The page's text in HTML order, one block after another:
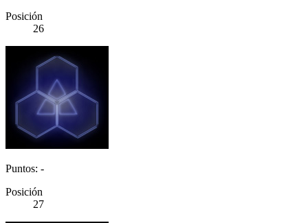
Posición
26
Puntos: -
Posición
27